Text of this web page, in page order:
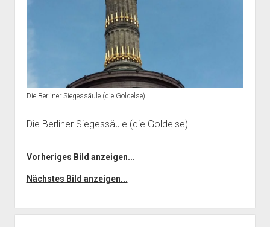
Die Berliner Siegessäule (die Goldelse)
Die Berliner Siegessäule (die Goldelse)
Vorheriges Bild anzeigen...
Nächstes Bild anzeigen...